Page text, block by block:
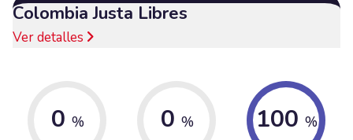
Colombia Justa Libres
Ver detalles
0 % 0 % 100 %